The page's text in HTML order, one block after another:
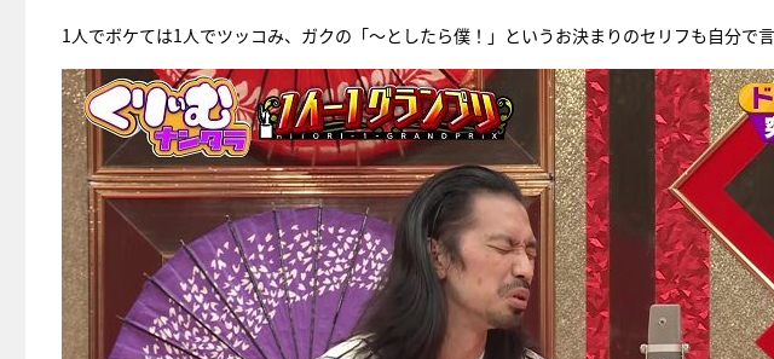
1人でボケては1人でツッコみ、ガクの「～としたら僕！」というお決まりのセリフも自分で